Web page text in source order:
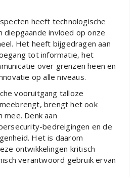
heeft technologische
diepgaande invloed op onze
Het heeft bijgedragen aan
tot informatie, het
over grenzen heen en
op alle niveaus.
vooruitgang talloze
brengt het ook
mee. Denk aan
bedreigingen en de
Het is daarom
ontwikkelingen kritisch
verantwoord gebruik ervan